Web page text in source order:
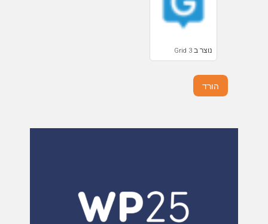
נוצר ב Grid 3
הורד